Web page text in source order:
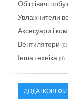
Обігрівачі
Увлажнители
Аксесуари і
Вентилятори (0)
Інша техніка (0)
ДОДАТКОВІ